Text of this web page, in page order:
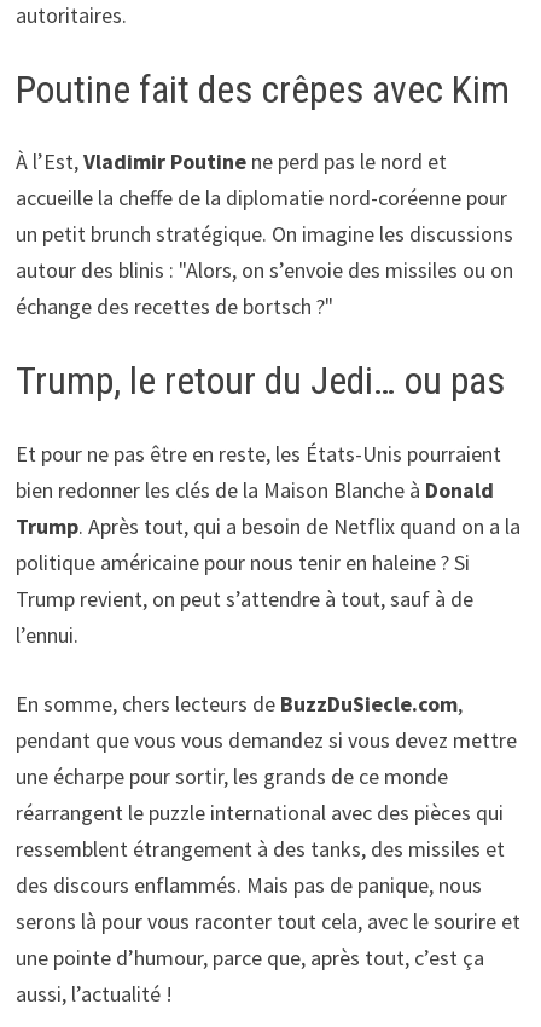
autoritaires.
Poutine fait des crêpes avec Kim
À l’Est,Vladimir Poutinene perd pas le nord et
accueille la cheffe de la diplomatie nord-coréenne pour
un petit brunch stratégique. On imagine les discussions
autour des blinis : "Alors, on s’envoie des missiles ou on
échange des recettes de bortsch ?"
Trump, le retour du Jedi… ou pas
Et pour ne pas être en reste, les États-Unis pourraient
bien redonner les clés de la Maison Blanche à Donald
Trump. Après tout, qui a besoin de Netflix quand on a la
politique américaine pour nous tenir en haleine ? Si
Trump revient, on peut s’attendre à tout, sauf à de
l’ennui.
En somme, chers lecteurs de BuzzDuSiecle.com,
pendant que vous vous demandez si vous devez mettre
une écharpe pour sortir, les grands de ce monde
réarrangent le puzzle international avec des pièces qui
ressemblent étrangement à des tanks, des missiles et
des discours enflammés. Mais pas de panique, nous
serons là pour vous raconter tout cela, avec le sourire et
une pointe d’humour, parce que, après tout, c’est ça
aussi, l’actualité !